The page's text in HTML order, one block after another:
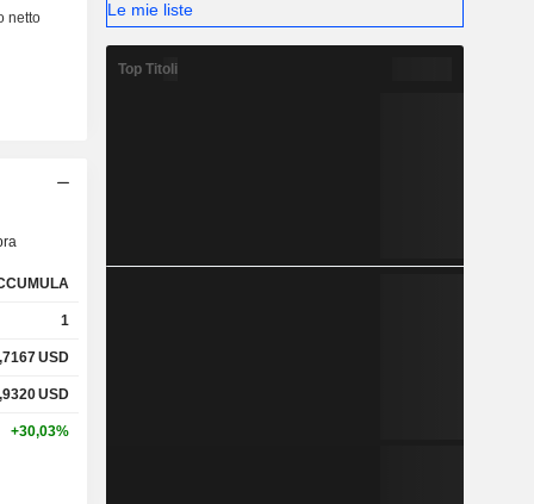
1
USD
USD
+30,03%
Le mie liste
Top Titoli